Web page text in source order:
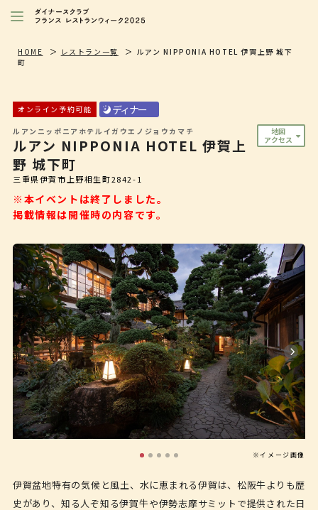
レストランを探す
特別イベント/キャンペーン
ニュース
店舗/プレス向け
ダイナースクラブ会員限定特典
HOME レストラン一覧
ルアン NIPPONIA HOTEL 伊賀上野 城下
町
ルアン NIPPONIA HOTEL 伊賀上
野 城下町
ルアンニッポニアホテルイガウエノジョウカマチ
三重県伊賀市上野相生町2842-1
※本イベントは終了しました。
掲載情報は開催時の内容です。
オンライン予約可能 ディナー
地図
アクセス
※イメージ画像
伊賀盆地特有の気候と風土、水に恵まれる伊賀は、松阪牛よりも歴
史があり、知る人ぞ知る伊賀牛や伊勢志摩サミットで提供された日